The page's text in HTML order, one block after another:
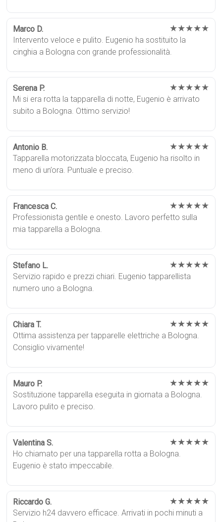
Marco D. ★★★★★
Intervento veloce e pulito. Eugenio ha sostituito la
cinghia a Bologna con grande professionalità.
Serena P. ★★★★★
Mi si era rotta la tapparella di notte, Eugenio è arrivato
subito a Bologna. Ottimo servizio!
Antonio B. ★★★★★
Tapparella motorizzata bloccata, Eugenio ha risolto in
meno di un’ora. Puntuale e preciso.
Francesca C. ★★★★★
Professionista gentile e onesto. Lavoro perfetto sulla
mia tapparella a Bologna.
Stefano L. ★★★★★
Servizio rapido e prezzi chiari. Eugenio tapparellista
numero uno a Bologna.
Chiara T. ★★★★★
Ottima assistenza per tapparelle elettriche a Bologna.
Consiglio vivamente!
Mauro P. ★★★★★
Sostituzione tapparella eseguita in giornata a Bologna.
Lavoro pulito e preciso.
Valentina S. ★★★★★
Ho chiamato per una tapparella rotta a Bologna.
Eugenio è stato impeccabile.
Riccardo G. ★★★★★
Servizio h24 davvero efficace. Arrivati in pochi minuti a